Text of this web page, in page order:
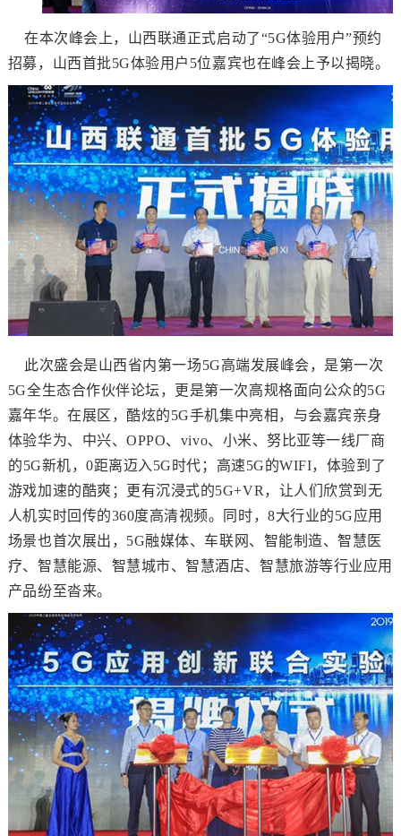
在本次峰会上，山西联通正式启动了“5G体验用户”预约
招募，山西首批5G体验用户 5位嘉宾也在峰会上予以揭晓。
此次盛会是山西省内第一场5G高端发展峰会，是第一次
5G全生态合作伙伴论坛，更是第一次高规格面向公众的5G
嘉年华。在展区，酷炫的5G手机集中亮相，与会嘉宾亲身
体验华为、中兴、OPPO、 vivo、小米、努比亚等一线厂商
的5G新机，0距离迈入 5G 时代；高速5G的WIFI，体验到了
游戏加速的酷爽；更有沉浸式的5G+VR ，让人们欣赏到无
人机实时回传的360度高清视频。同时，8大行业的5G应用
场景也首次展出， 5G融媒体、车联网、智能制造、智慧医
疗、智慧能源、智慧城市、智慧酒店、智慧旅游等行业应用
产品纷至沓来。